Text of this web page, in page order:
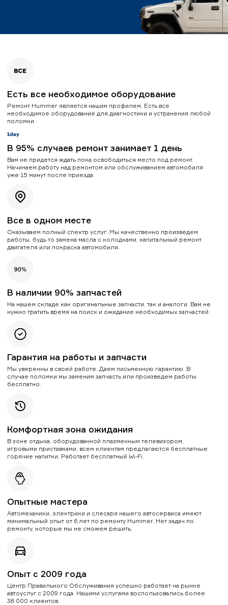
Есть все необходимое оборудование
Ремонт Hummer является нашим профилем. Есть все
необходимое оборудование для диагностики и устранения любой
поломки.
В 95% случаев ремонт занимает 1 день
Вам не придется ждать пока освободиться место под ремонт.
Начинаем работу над ремонтом или обслуживанием автомобиля
уже 15 минут после приезда.
Все в одном месте
Оказываем полный спектр услуг. Мы качественно произведем
работы, будь то замена масла с колодками, капитальный ремонт
двигателя или покраска автомобиля.
В наличии 90% запчастей
На нашем складе как оригинальные запчасти, так и аналоги. Вам не
нужно тратить время на поиск и ожидание необходимых запчастей.
Гарантия на работы и запчасти
Мы уверенны в своей работе. Даем письменную гарантию. В
случае поломки мы заменим запчасть или произведем работы
бесплатно.
Комфортная зона ожидания
В зоне отдыха, оборудованной плазменным телевизором,
игровыми приставками, всем клиентам предлагаются бесплатные
горячие напитки. Работает бесплатный Wi-Fi.
Опытные мастера
Автомеханики, электрики и слесаря нашего автосервиса имеют
минимальный опыт от 6 лет по ремонту Hummer. Нет задач по
ремонту, которые мы не сможем решить.
Опыт с 2009 года
Центр Правильного Обслуживания успешно работает на рынке
автоуслуг с 2009 года. Нашими услугами воспользовались более
38 000 клиентов.